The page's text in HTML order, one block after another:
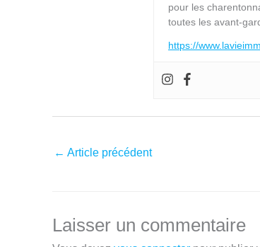
pour les
toutes les avant-
https://
← Article précédent
Laisser un commentaire